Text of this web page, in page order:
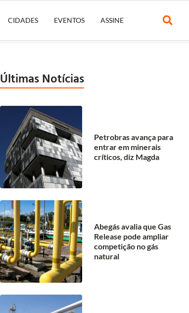
CIDADES EVENTOS ASSINE
Últimas Notícias
Petrobras avança para
entrar em minerais
críticos, diz Magda
Abegás avalia que Gas
Release pode ampliar
competição no gás
natural